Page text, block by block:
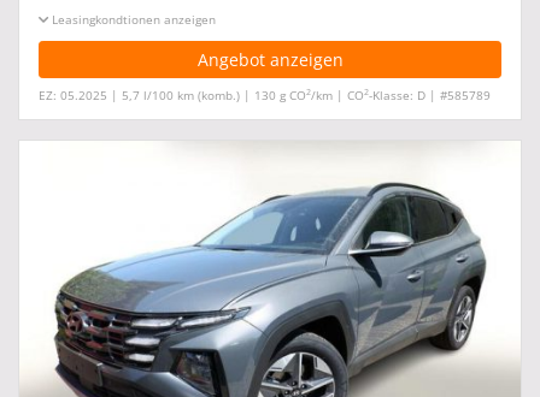
Leasingkonditionen ein-/ausblenden
Angebot anzeigen
EZ: 05.2025 | 5,7 l/100 km (komb.) | 130 g CO2/km | CO2-Klasse: D | #585789